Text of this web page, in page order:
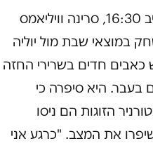
רגע לפני שהמשחק היה אמור להיערך, סביב 16:30, סרינה וויליאמס
במוצאי שבת מול יוליה
כאבים חדים בשרירי החזה
היא סיפרה כי
הזוגות הם ניסו
את המצב. "כרגע אני